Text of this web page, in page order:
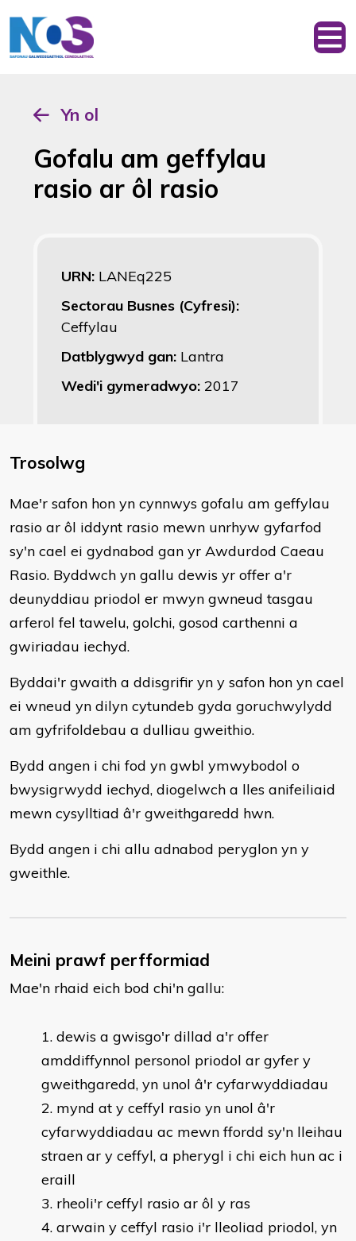
Yn ol
Gofalu am geffylau
rasio ar ôl rasio
URN: LANEq225
Sectorau Busnes (Cyfresi):
Ceffylau
Datblygwyd gan: Lantra
Wedi'i gymeradwyo: 2017
Trosolwg
Mae'r safon hon yn cynnwys gofalu am geffylau
rasio ar ôl iddynt rasio mewn unrhyw gyfarfod
sy'n cael ei gydnabod gan yr Awdurdod Caeau
Rasio. Byddwch yn gallu dewis yr offer a'r
deunyddiau priodol er mwyn gwneud tasgau
arferol fel tawelu, golchi, gosod carthenni a
gwiriadau iechyd.
Byddai'r gwaith a ddisgrifir yn y safon hon yn cael
ei wneud yn dilyn cytundeb gyda goruchwylydd
am gyfrifoldebau a dulliau gweithio.
Bydd angen i chi fod yn gwbl ymwybodol o
bwysigrwydd iechyd, diogelwch a lles anifeiliaid
mewn cysylltiad â'r gweithgaredd hwn.
Bydd angen i chi allu adnabod peryglon yn y
gweithle.
Meini prawf perfformiad
Mae'n rhaid eich bod chi'n gallu:
dewis a gwisgo'r dillad a'r offer
amddiffynnol personol priodol ar gyfer y
gweithgaredd, yn unol â'r cyfarwyddiadau
mynd at y ceffyl rasio yn unol â'r
cyfarwyddiadau ac mewn ffordd sy'n lleihau
straen ar y ceffyl, a pherygl i chi eich hun ac i
eraill
rheoli'r ceffyl rasio ar ôl y ras
arwain y ceffyl rasio i'r lleoliad priodol, yn